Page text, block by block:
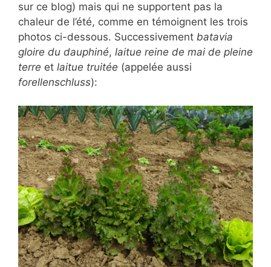
sur ce blog) mais qui ne supportent pas la
chaleur de l’été, comme en témoignent les trois
photos ci-dessous. Successivement batavia
gloire du dauphiné, laitue reine de mai de pleine
terre et laitue truitée (appelée aussi
forellenschluss):